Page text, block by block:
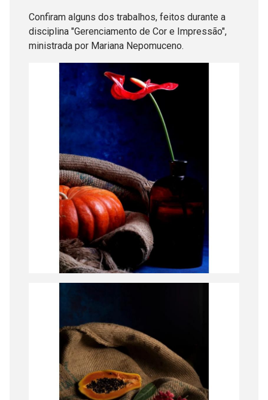
Confiram alguns dos trabalhos, feitos durante a
disciplina "Gerenciamento de Cor e Impressão",
ministrada por Mariana Nepomuceno.